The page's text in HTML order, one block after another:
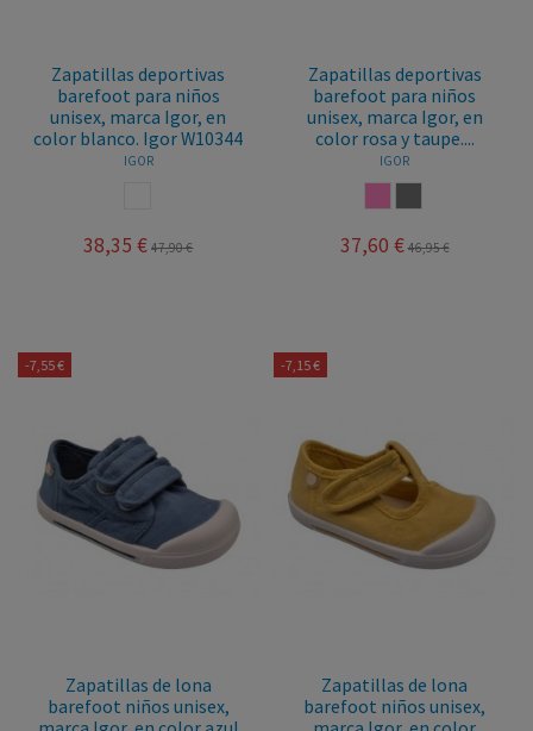
Zapatillas deportivas
barefoot para niños
unisex, marca Igor, en
color blanco. Igor W10344
IGOR
38,35 € 47,90 €
Zapatillas deportivas
barefoot para niños
unisex, marca Igor, en
color rosa y taupe....
IGOR
37,60 € 46,95 €
-7,55 €
Zapatillas de lona
barefoot niños unisex,
-7,15 €
Zapatillas de lona
barefoot niños unisex,